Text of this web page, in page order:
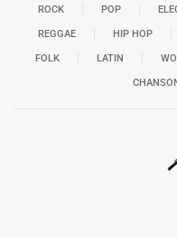
ROCK POP
REGGAE HIP HOP
FOLK LATIN